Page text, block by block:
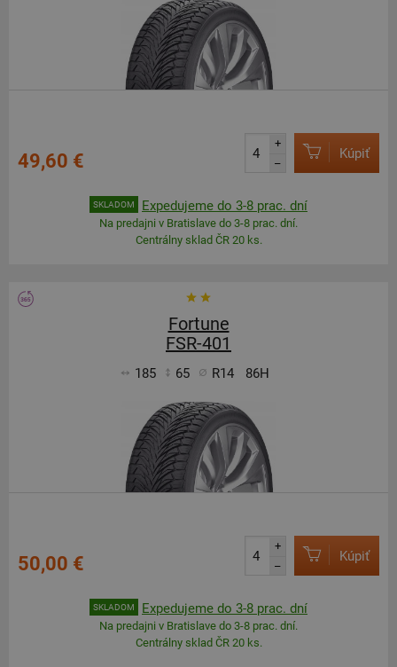
49,60 €
+
–
Kúpiť
SKLADOM Expedujeme do 3-8 prac. dní
Na predajni v Bratislave do 3-8 prac. dní.
Centrálny sklad ČR 20 ks.
Fortune
FSR-401
185 65 R14 86H
50,00 €
+
–
Kúpiť
SKLADOM Expedujeme do 3-8 prac. dní
Na predajni v Bratislave do 3-8 prac. dní.
Centrálny sklad ČR 20 ks.